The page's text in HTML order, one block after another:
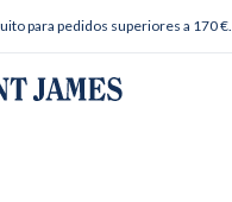
para pedidos superiores a 170 €.